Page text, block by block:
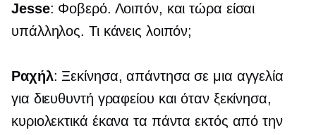
Jesse: Φοβερό. Λοιπόν, και τώρα είσαι
υπάλληλος. Τι κάνεις λοιπόν;
Ραχήλ: Ξεκίνησα, απάντησα σε μια αγγελία
για διευθυντή γραφείου και όταν ξεκίνησα,
κυριολεκτικά έκανα τα πάντα εκτός από την